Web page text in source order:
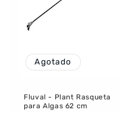
Agotado
Fluval - Plant Rasqueta
para Algas 62 cm